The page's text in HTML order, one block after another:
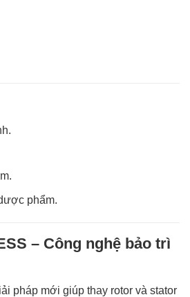
phẩm.
– Công nghệ bảo trì
pháp mới giúp thay rotor và stator